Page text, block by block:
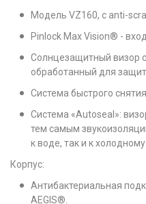
Модель VZ160, с anti-
Pinlock Max Vision® -
Солнцезащитный визор
обработанный для
Система быстрого
Система «Autoseal»:
тем самым
к воде, так и к холодному
Корпус:
Антибактериальная
AEGIS®.